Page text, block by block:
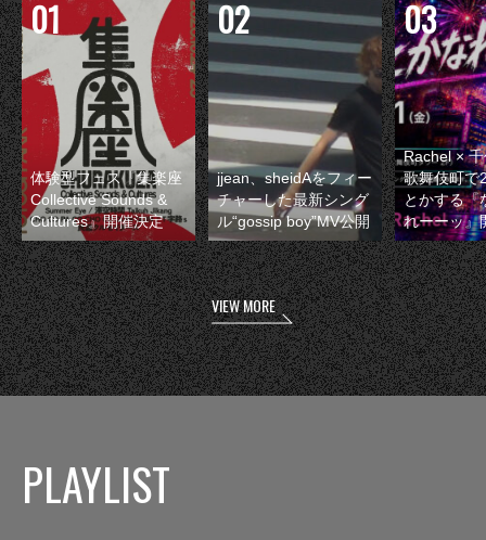
体験型フェス『集楽座
Collective Sounds &
Cultures』開催決定
jjean、sheidAをフィー
チャーした最新シング
ル“gossip boy”MV公開
Rachel ×
歌舞伎町で
とかする『
れーーッ』
VIEW MORE
PLAYLIST